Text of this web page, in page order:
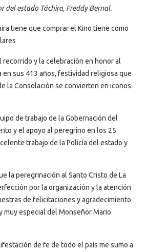
del estado Táchira, Freddy Bernal.
tiene que comprar el Kino tiene como
recorrido y la celebración en honor al
en sus 413 años, festividad religiosa que
la Consolación se convierten en iconos
de trabajo de la Gobernación del
y el apoyo al peregrino en los 25
trabajo de la Policía del estado y
la peregrinación al Santo Cristo de La
por la organización y la atención
de felicitaciones y agradecimiento
muy especial del Monseñor Mario
de fe de todo el país me sumo a